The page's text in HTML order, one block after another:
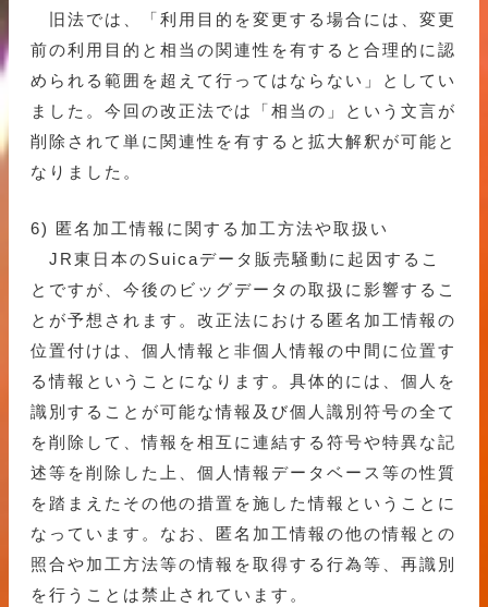
旧法では、「利用目的を変更する場合には、変更
前の利用目的と相当の関連性を有すると合理的に認
められる範囲を超えて行ってはならない」としてい
ました。今回の改正法では「相当の」という文言が
削除されて単に関連性を有すると拡大解釈が可能と
なりました。
6) 匿名加工情報に関する加工方法や取扱い
JR東日本のSuicaデータ販売騒動に起因するこ
とですが、今後のビッグデータの取扱に影響するこ
とが予想されます。改正法における匿名加工情報の
位置付けは、個人情報と非個人情報の中間に位置す
る情報ということになります。具体的には、個人を
識別することが可能な情報及び個人識別符号の全て
を削除して、情報を相互に連結する符号や特異な記
述等を削除した上、個人情報データベース等の性質
を踏まえたその他の措置を施した情報ということに
なっています。なお、匿名加工情報の他の情報との
照合や加工方法等の情報を取得する行為等、再識別
を行うことは禁止されています。